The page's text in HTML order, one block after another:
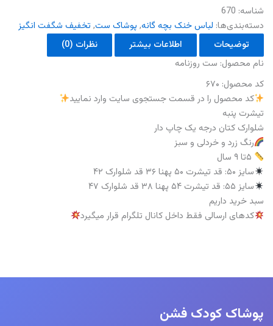
شناسه: 670
دسته‌بندی‌ها: لباس خنک بچه گانه, پوشاک ست, تخفیف شگفت انگیز
توضیحات
اطلاعات بیشتر
نظرات (0)
نام‌ محصول: ست روزنامه
کد محصول: ۶۷۰
کد محصول را در قسمت جستجوی سایت وارد نمایید
تیشرت پنبه
شلوارک کتان درجه یک چاپ دار
رنگ زرد و خردلی و سبز
سایز ۵۰: قد تیشرت ۵۰ پهنا ۳۶ قد شلوارک ۴۲
سایز ۵۵: قد تیشرت ۵۴ پهنا ۳۸ قد شلوارک ۴۷
سبد خرید داریم
کدهای ارسالی فقط داخل کانال تلگرام قرار میگیرد
پوشاک کودک فشن